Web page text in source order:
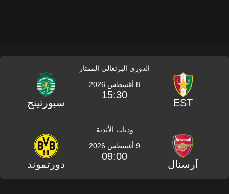
الدوري البرتغالي الممتاز
EST
8 أغسطس 2026
15:30
سبورتينج
وديات الأندية
آرسنال
9 أغسطس 2026
09:00
دورتموند